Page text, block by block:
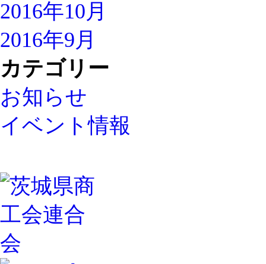
2016年10月
2016年9月
カテゴリー
お知らせ
イベント情報